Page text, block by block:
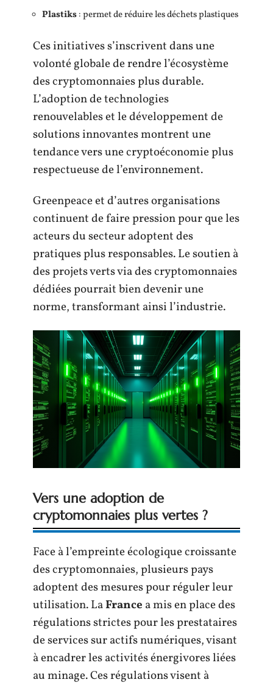
Plastiks: permet de réduire les déchets plastiques
Ces initiatives s’inscrivent dans une
volonté globale de rendre l’écosystème
des cryptomonnaies plus durable.
L’adoption de technologies
renouvelables et le développement de
solutions innovantes montrent une
tendance vers une cryptoéconomie plus
respectueuse de l’environnement.
Greenpeace et d’autres organisations
continuent de faire pression pour que les
acteurs du secteur adoptent des
pratiques plus responsables. Le soutien à
des projets verts via des cryptomonnaies
dédiées pourrait bien devenir une
norme, transformant ainsi l’industrie.
Vers une adoption de
cryptomonnaies plus vertes ?
Face à l’empreinte écologique croissante
des cryptomonnaies, plusieurs pays
adoptent des mesures pour réguler leur
utilisation. LaFrance a mis en place des
régulations strictes pour les prestataires
de services sur actifs numériques, visant
à encadrer les activités énergivores liées
au minage. Ces régulations visent à